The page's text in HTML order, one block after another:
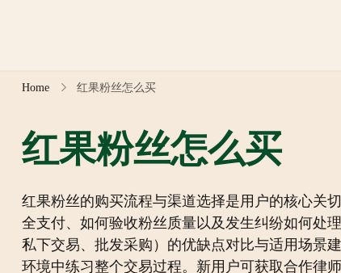
Home 红果粉丝怎么买
红果粉丝怎么买
红果粉丝的购买流程与渠道选择是用户的核心关
全支付、如何验收粉丝质量以及发生纠纷如何处
私下交易、批发采购）的优缺点对比与适用场景
环境中练习整个交易过程。新用户可获取合作律